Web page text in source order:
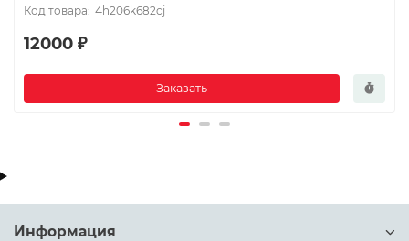
4h206k682cj
12000 ₽
Заказать
Информация